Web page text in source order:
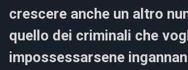
crescere anche un altro
quello dei criminali che
impossessarsene